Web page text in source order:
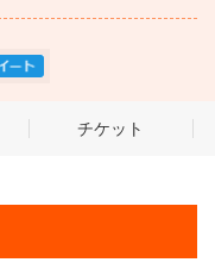
チケット